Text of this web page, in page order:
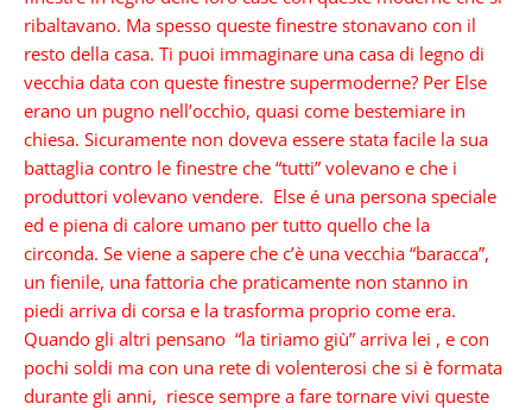
ribaltavano. Ma spesso queste finestre stonavano con il
resto della casa. Ti puoi immaginare una casa di legno di
vecchia data con queste finestre supermoderne? Per Else
erano un pugno nell’occhio, quasi come bestemiare in
chiesa. Sicuramente non doveva essere stata facile la sua
battaglia contro le finestre che “tutti” volevano e che i
produttori volevano vendere. Else é una persona speciale
ed e piena di calore umano per tutto quello che la
circonda. Se viene a sapere che c’è una vecchia “baracca”,
un fienile, una fattoria che praticamente non stanno in
piedi arriva di corsa e la trasforma proprio come era.
Quando gli altri pensano “la tiriamo giù” arriva lei , e con
pochi soldi ma con una rete di volenterosi che si è formata
durante gli anni, riesce sempre a fare tornare vivi queste